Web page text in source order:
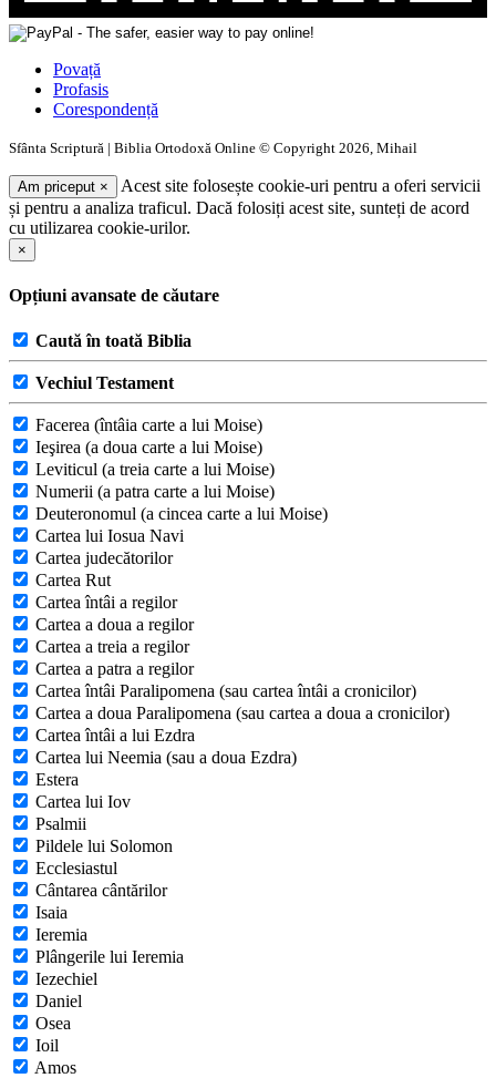
Povață
Profasis
Corespondență
Sfânta Scriptură | Biblia Ortodoxă Online © Copyright 2026, Mihail
Am priceput ×
Acest site folosește cookie-uri pentru a oferi servicii
și pentru a analiza traficul. Dacă folosiți acest site, sunteți de acord
cu utilizarea cookie-urilor.
×
Opțiuni avansate de căutare
Caută în toată Biblia
Vechiul Testament
Facerea (întâia carte a lui Moise)
Ieşirea (a doua carte a lui Moise)
Leviticul (a treia carte a lui Moise)
Numerii (a patra carte a lui Moise)
Deuteronomul (a cincea carte a lui Moise)
Cartea lui Iosua Navi
Cartea judecătorilor
Cartea Rut
Cartea întâi a regilor
Cartea a doua a regilor
Cartea a treia a regilor
Cartea a patra a regilor
Cartea întâi Paralipomena (sau cartea întâi a cronicilor)
Cartea a doua Paralipomena (sau cartea a doua a cronicilor)
Cartea întâi a lui Ezdra
Cartea lui Neemia (sau a doua Ezdra)
Estera
Cartea lui Iov
Psalmii
Pildele lui Solomon
Ecclesiastul
Cântarea cântărilor
Isaia
Ieremia
Plângerile lui Ieremia
Iezechiel
Daniel
Osea
Ioil
Amos